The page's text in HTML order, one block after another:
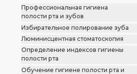
Избирательное полирование зуба
Люминисцентная стоматоскопия
Определение индексов гигиены
полости рта
Обучение гигиене полости рта и
Профессиональная гигиена
полости рта и зубов